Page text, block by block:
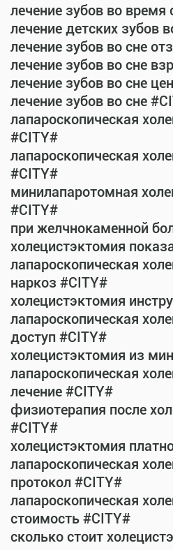
лечение зубов во время
лечение детских зубов
лечение зубов во сне
лечение зубов во сне
лечение зубов во сне
лечение зубов во сне
лапароскопическая
#CITY#
лапароскопическая
#CITY#
минилапаротомная
#CITY#
при желчнокаменной
холецистэктомия
лапароскопическая
наркоз #CITY#
холецистэктомия
лапароскопическая
доступ #CITY#
холецистэктомия из
лапароскопическая
лечение #CITY#
физиотерапия после
#CITY#
холецистэктомия
лапароскопическая
протокол #CITY#
лапароскопическая
стоимость #CITY#
сколько стоит